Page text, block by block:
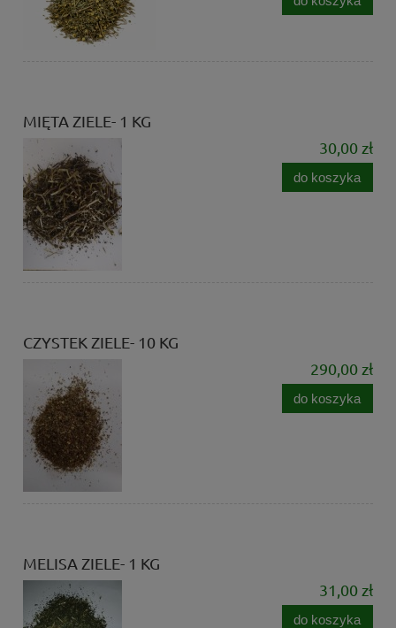
MIĘTA ZIELE- 1 KG
30,00 zł
do koszyka
CZYSTEK ZIELE- 10 KG
290,00 zł
do koszyka
MELISA ZIELE- 1 KG
31,00 zł
do koszyka